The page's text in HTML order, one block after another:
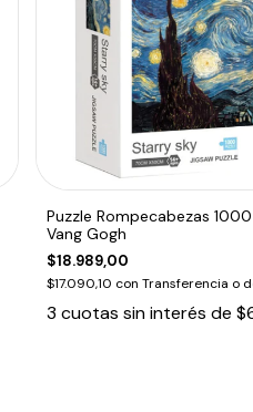
Puzzle Rompecabezas
Vang Gogh
$18.989,00
$17.090,10 con Transferencia o
3 cuotas sin interés de